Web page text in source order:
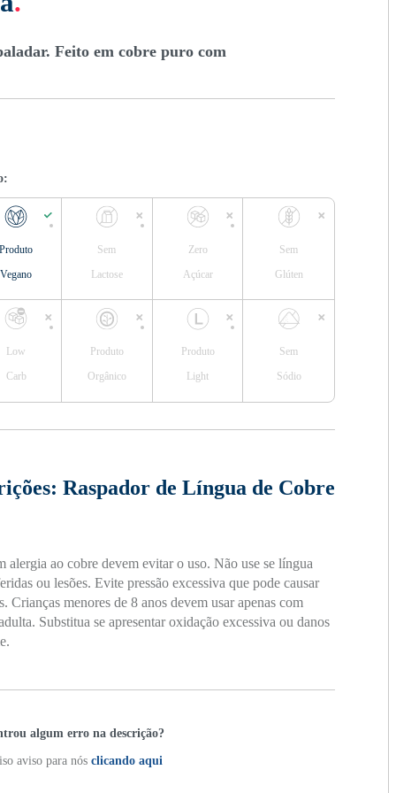
Feito em cobre puro com
Produto
Vegano
Sem
Lactose
Zero
Açúcar
Sem
Glúten
Low
Carb
Produto
Orgânico
Produto
Light
Sem
Sódio
Raspador de Língua de Cobre
alergia ao cobre devem evitar o uso. Não use se língua
ou lesões. Evite pressão excessiva que pode causar
Crianças menores de 8 anos devem usar apenas com
Substitua se apresentar oxidação excessiva ou danos
algum erro na descrição?
aviso para nós clicando aqui